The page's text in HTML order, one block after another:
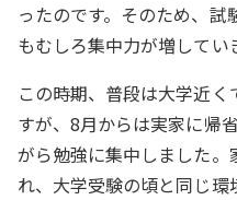
ったのです。そのため、試
もむしろ集中力が増してい
この時期、普段は大学近
すが、8月からは実家に帰
がら勉強に集中しました
れ、大学受験の頃と同じ